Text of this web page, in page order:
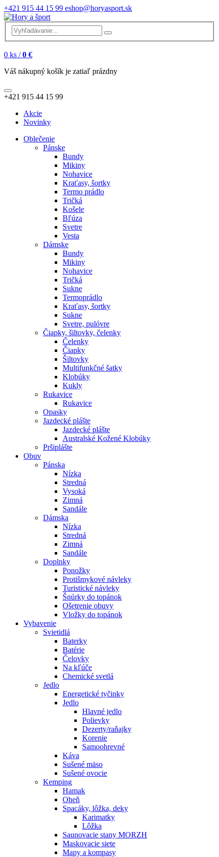
+421 915 44 15 99 eshop@horyasport.sk
0 ks / 0 €
Váš nákupný košík je zatiaľ prázdny
+421 915 44 15 99
Akcie
Novinky
Oblečenie
Pánske
Bundy
Mikiny
Nohavice
Kraťasy, šortky
Termo prádlo
Tričká
Košele
Bľúza
Svetre
Vesta
Dámske
Bundy
Mikiny
Nohavice
Tričká
Sukne
Termoprádlo
Kraťasy, šortky
Sukne
Svetre, pulóvre
Čiapky, šiltovky, čelenky
Čelenky
Čiapky
Šiltovky
Multifunkčné šatky
Klobúky
Kukly
Rukavice
Rukavice
Opasky
Jazdecké plášte
Jazdecké plášte
Australské Kožené Klobúky
Pršiplášte
Obuv
Pánska
Nízka
Stredná
Vysoká
Zimná
Sandále
Dámska
Nízka
Stredná
Zimná
Sandále
Doplnky
Ponožky
Protišmykové návleky
Turistické návleky
Šnúrky do topánok
Ošetrenie obuvy
Vložky do topánok
Vybavenie
Svietidlá
Baterky
Batérie
Čelovky
Na kľúče
Chemické svetlá
Jedlo
Energetické tyčinky
Jedlo
Hlavné jedlo
Polievky
Dezerty/raňajky
Korenie
Samoohrevné
Káva
Sušené mäso
Sušené ovocie
Kemping
Hamak
Oheň
Spacáky, lôžka, deky
Karimatky
Lôžka
Saunovacie stany MORZH
Maskovacie siete
Mapy a kompasy